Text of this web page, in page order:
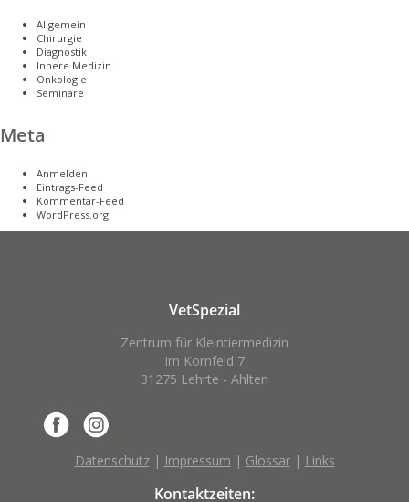
Allgemein
Chirurgie
Diagnostik
Innere Medizin
Onkologie
Seminare
Meta
Anmelden
Eintrags-Feed
Kommentar-Feed
WordPress.org
VetSpezial
Zentrum für Kleintiermedizin
Im Kornfeld 7
31275 Lehrte - Ahlten
Datenschutz| Impressum | Glossar| Links
Kontaktzeiten: